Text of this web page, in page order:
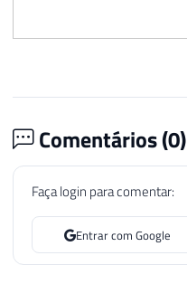
Comentários (0)
Faça login para comentar:
Entrar com Google